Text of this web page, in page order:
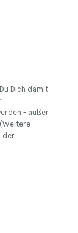
Dich damit
- außer
der